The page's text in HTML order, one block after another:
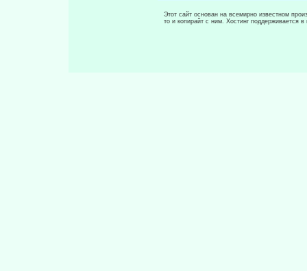
Этот сайт основан на всемирно известном
то и копирайт с ним. Хостинг поддерживается